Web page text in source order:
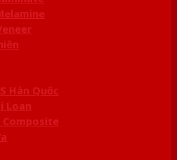
Hàn Quốc
Loan
Composite